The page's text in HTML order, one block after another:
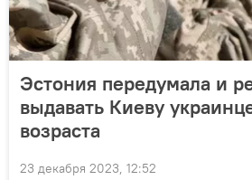
Эстония передумала и
выдавать Киеву
возраста
23 декабря 2023, 12:52